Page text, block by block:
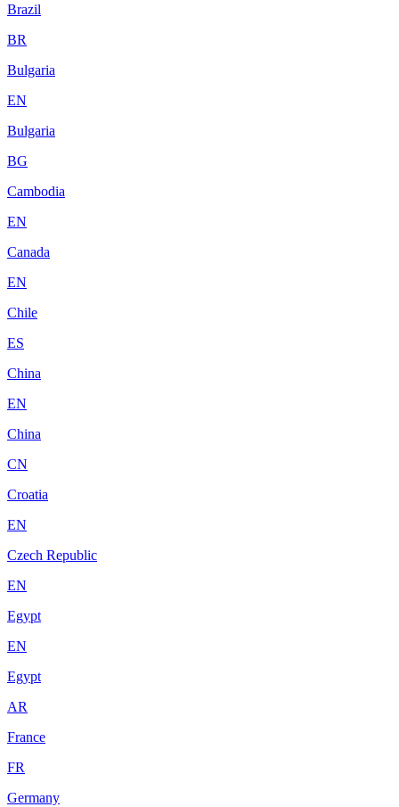
Brazil
BR
Bulgaria
EN
Bulgaria
BG
Cambodia
EN
Canada
EN
Chile
ES
China
EN
China
CN
Croatia
EN
Czech Republic
EN
Egypt
EN
Egypt
AR
France
FR
Germany